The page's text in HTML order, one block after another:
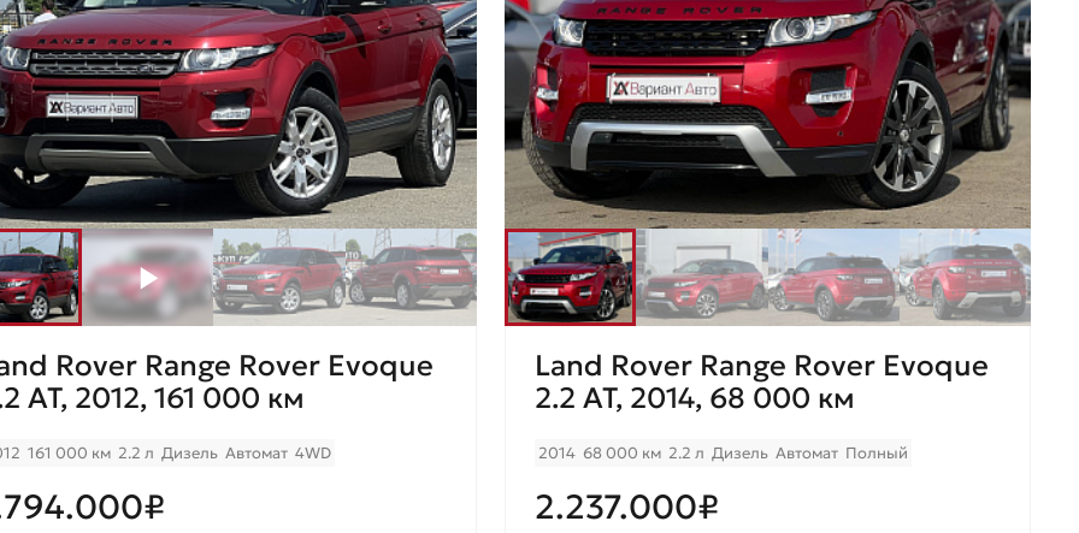
Rover Range Rover Evoque
AT, 2012, 161 000 км
161 000 км 2.2 л Дизель Автомат 4WD
Land Rover Range Rover Evoque
2.2 AT, 2014, 68 000 км
2014 68 000 км 2.2 л Дизель Автомат Полный
2.237.000₽